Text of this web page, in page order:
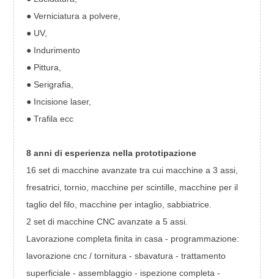
● Verniciatura a polvere,
● UV,
● Indurimento
● Pittura,
● Serigrafia,
● Incisione laser,
● Trafila ecc
8 anni di esperienza nella prototipazione
16 set di macchine avanzate tra cui macchine a 3 assi,
fresatrici, tornio, macchine per scintille, macchine per il
taglio del filo, macchine per intaglio, sabbiatrice.
2 set di macchine CNC avanzate a 5 assi.
Lavorazione completa finita in casa - programmazione:
lavorazione cnc / tornitura - sbavatura - trattamento
superficiale - assemblaggio - ispezione completa -